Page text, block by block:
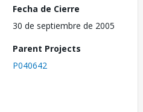
Fecha de Cierre
30 de septiembre de 2005
Parent Projects
P040642